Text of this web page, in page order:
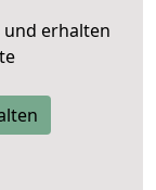
und erhalten